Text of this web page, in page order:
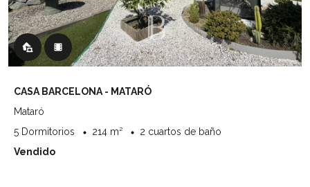
CASA BARCELONA - MATARÓ
Mataró
5 Dormitorios
214 m²
2 cuartos de baño
Vendido